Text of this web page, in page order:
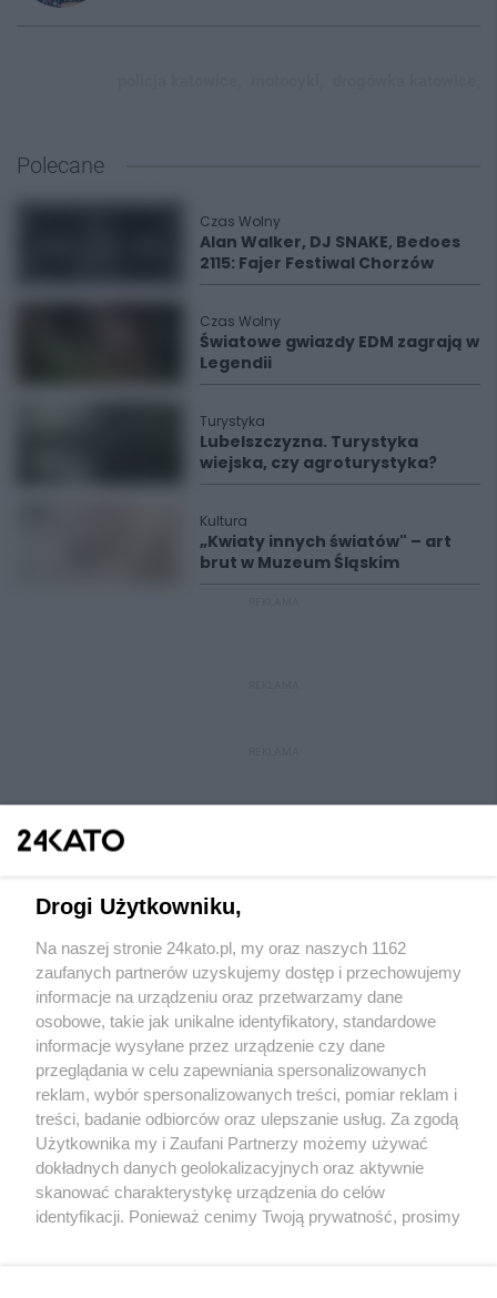
Polecane
Czas Wolny
Alan Walker, DJ SNAKE, Bedoes
2115: Fajer Festiwal Chorzów
Czas Wolny
Światowe gwiazdy EDM zagrają w
Legendii
Turystyka
Lubelszczyzna. Turystyka
wiejska, czy agroturystyka?
Kultura
„Kwiaty innych światów" – art
brut w Muzeum Śląskim
Wydawca mediów lokalnych
Nie zapomnij
zapoznać się z:
polityką prywatności regulamin korzystania z portali
Twojemiasto
Piekary Śląskie
Chorzów
Tarnowskie Góry
Skontakuj sięz nami
Kontakt
Wydawca
Redakcja
Drogi Użytkowniku,
Na naszej stronie 24kato.pl, my oraz naszych 1162
zaufanych partnerów uzyskujemy dostęp i przechowujemy
informacje na urządzeniu oraz przetwarzamy dane
osobowe, takie jak unikalne identyfikatory, standardowe
informacje wysyłane przez urządzenie czy dane
przeglądania w celu zapewniania spersonalizowanych
reklam, wybór spersonalizowanych treści, pomiar reklam i
treści, badanie odbiorców oraz ulepszanie usług. Za zgodą
Użytkownika my i Zaufani Partnerzy możemy używać
dokładnych danych geolokalizacyjnych oraz aktywnie
skanować charakterystykę urządzenia do celów
identyfikacji. Ponieważ cenimy Twoją prywatność, prosimy